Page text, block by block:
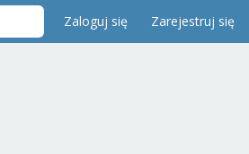
Zaloguj się Zarejestruj się